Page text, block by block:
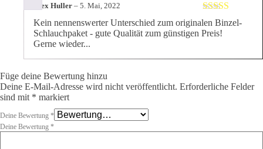
Bewertet mit
5von 5
Alex Huller – 5. Mai, 2022
Kein nennenswerter Unterschied zum originalen Binzel-
Schlauchpaket - gute Qualität zum günstigen Preis!
Gerne wieder...
Füge deine Bewertung hinzu
Deine E-Mail-Adresse wird nicht veröffentlicht. Erforderliche Felder
sind mit * markiert
Deine Bewertung *
Deine Bewertung *